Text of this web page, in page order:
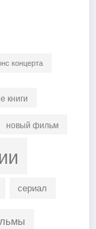
концерта
книги
новый фильм
сериал